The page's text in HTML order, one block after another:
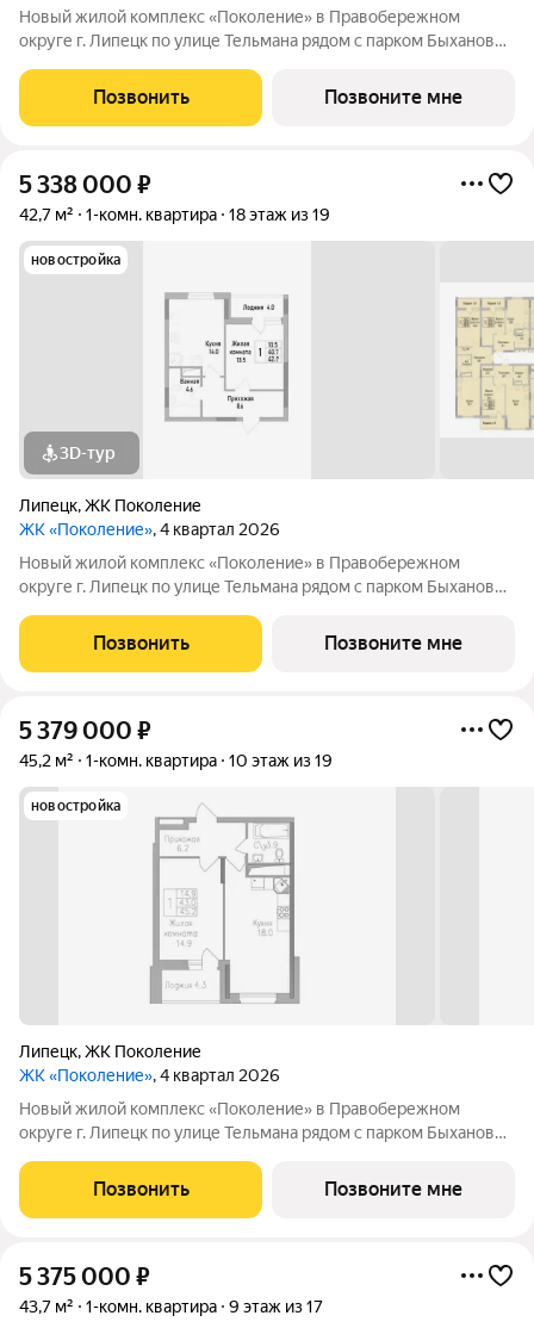
Новый жилой комплекс «Поколение» в Правобережном
округе г. Липецк по улице Тельмана рядом с парком Быханов
квартиры, семейные просторные 4
Позвонить Позвоните мне
5 338 000 ₽
42,7 м² 1-комн. квартира 18 этаж из 19
новостройка
3D-тур
Липецк,ЖК Поколение
ЖК «Поколение», 4 квартал 2026
Новый жилой комплекс «Поколение» в Правобережном
округе г. Липецк по улице Тельмана рядом с парком Быханов
квартиры, семейные просторные 4
Позвонить Позвоните мне
5 379 000 ₽
45,2 м² 1-комн. квартира 10 этаж из 19
новостройка
Липецк,ЖК Поколение
ЖК «Поколение», 4 квартал 2026
Новый жилой комплекс «Поколение» в Правобережном
округе г. Липецк по улице Тельмана рядом с парком Быханов
квартиры, семейные просторные 4
Позвонить Позвоните мне
5 375 000 ₽
43,7 м² 1-комн. квартира 9 этаж из 17